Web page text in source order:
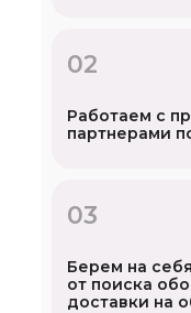
02
Работаем с
партнерами
03
Берем на
от поиска
доставки на